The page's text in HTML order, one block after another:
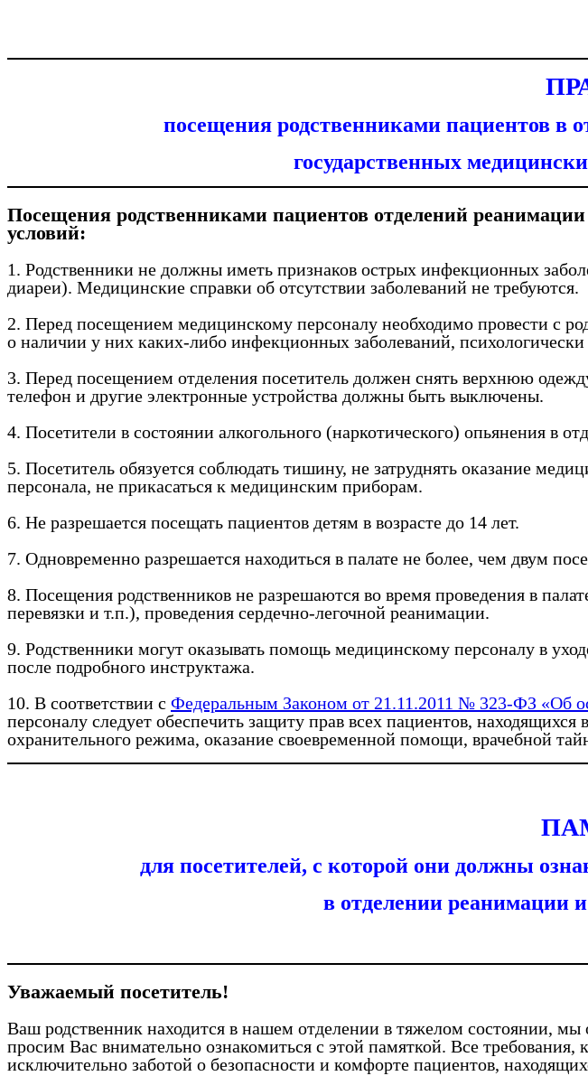
посещения родственниками пациентов в
государственных
Посещения родственниками пациентов отделений
условий:
1. Родственники не должны иметь признаков острых инфекционных
диареи). Медицинские справки об отсутствии заболеваний не требуются.
2. Перед посещением медицинскому персоналу необходимо провести с
о наличии у них каких-либо инфекционных заболеваний, психологически
3. Перед посещением отделения посетитель должен снять верхнюю
телефон и другие электронные устройства должны быть выключены.
4. Посетители в состоянии алкогольного (наркотического) опьянения в
5. Посетитель обязуется соблюдать тишину, не затруднять оказание
персонала, не прикасаться к медицинским приборам.
6. Не разрешается посещать пациентов детям в возрасте до 14 лет.
7. Одновременно разрешается находиться в палате не более, чем двум
8. Посещения родственников не разрешаются во время проведения в
перевязки и т.п.), проведения сердечно-легочной реанимации.
9. Родственники могут оказывать помощь медицинскому персоналу в
после подробного инструктажа.
10. В соответствии с Федеральным Законом от 21.11.2011 № 323-ФЗ «Об
персоналу следует обеспечить защиту прав всех пациентов,
охранительного режима, оказание своевременной помощи, врачебной
для посетителей, с которой они должны
в отделении реанимации
Уважаемый посетитель!
Ваш родственник находится в нашем отделении в тяжелом состоянии,
просим Вас внимательно ознакомиться с этой памяткой. Все
исключительно заботой о безопасности и комфорте пациентов,